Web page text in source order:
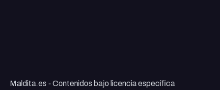
Maldita.es - Contenidos bajo licencia específica